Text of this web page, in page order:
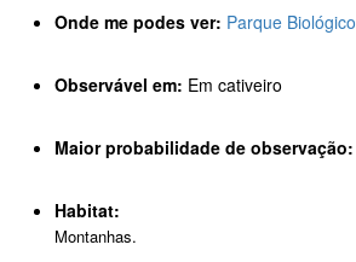
Onde me podes ver: Parque Biológico
Observável em: Em cativeiro
Maior probabilidade de observação:
Habitat:
Montanhas.